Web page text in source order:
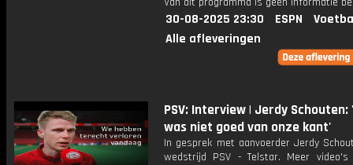
30-08-2025 23:30 ESPN
Alle afleveringen
PSV: Interview | Jerdy Schouten:
was niet goed van onze kant'
In gesprek met aanvoerder Jerdy
wedstrijd PSV - Telstar. Meer video's